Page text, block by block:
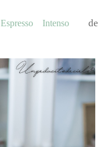
Intenso
de